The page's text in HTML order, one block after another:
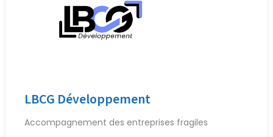
LBCG Développement
Accompagnement des entreprises fragiles